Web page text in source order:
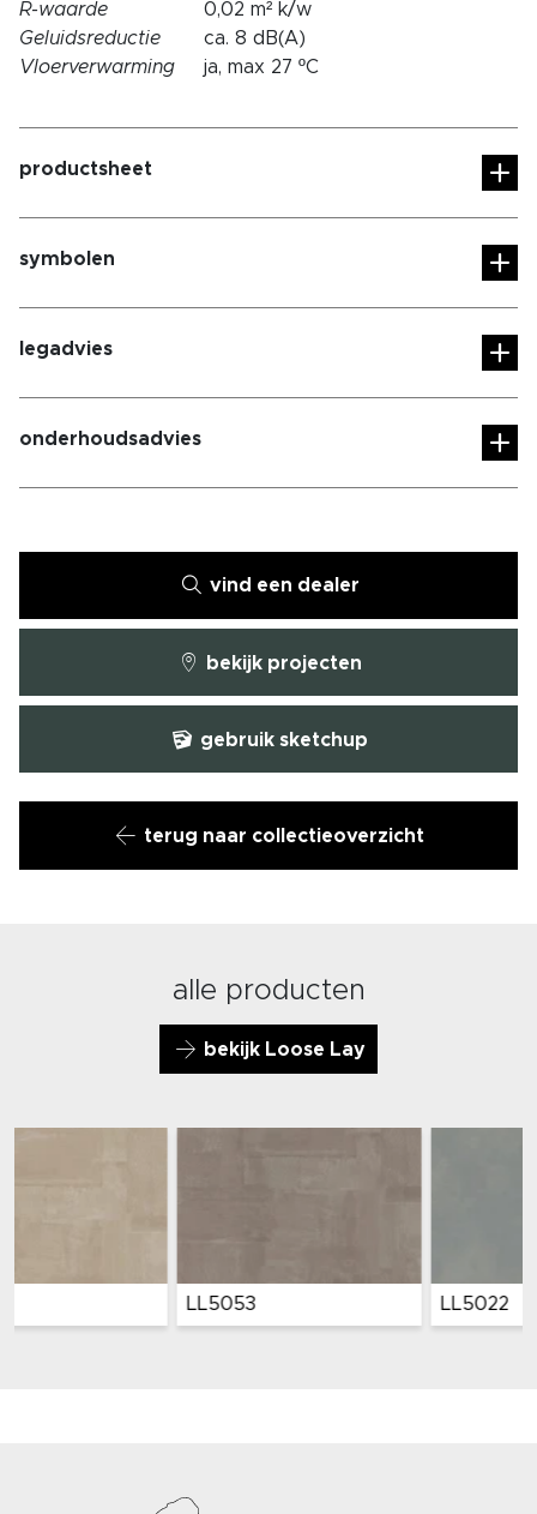
R-waarde
0,02 m² k/w
Geluidsreductie
ca. 8 dB(A)
Vloerverwarming
ja, max 27 ºC
productsheet
symbolen
legadvies
onderhoudsadvies
terug naar collectieoverzicht
vind een dealer
bekijk projecten
gebruik sketchup
alle producten
bekijk Loose Lay